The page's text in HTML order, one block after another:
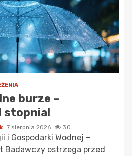
burze –
stopnia!
7 sierpnia 2026 30
i Gospodarki Wodnej –
Badawczy ostrzega przed